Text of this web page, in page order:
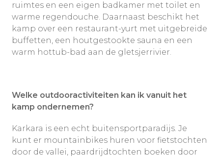
ruimtes en een eigen badkamer met toilet en
warme regendouche. Daarnaast beschikt het
kamp over een restaurant-yurt met uitgebreide
buffetten, een houtgestookte sauna en een
warm hottub-bad aan de gletsjerrivier.
Welke outdooractiviteiten kan ik vanuit het
kamp ondernemen?
Karkara is een echt buitensportparadijs. Je
kunt er mountainbikes huren voor fietstochten
door de vallei, paardrijdtochten boeken door